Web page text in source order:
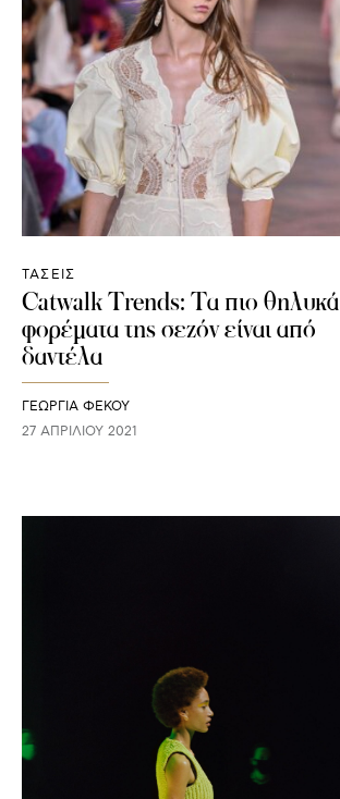
ΤΑΣΕΙΣ
Catwalk Trends: Τα πιο θηλυκά
φορέματα της σεζόν είναι από
δαντέλα
ΓΕΩΡΓΙΑ ΦΕΚΟΥ
27 ΑΠΡΙΛΊΟΥ 2021